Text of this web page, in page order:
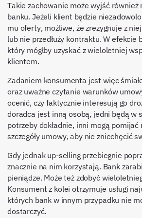
Takie zachowanie może wyjść również
banku. Jeżeli klient będzie
mu oferty, możliwe, że zrezygnuje z
lub nie przedłuży kontraktu. W efekcie
który mógłby uzyskać z wieloletniej
klientem.
Zadaniem konsumenta jest więc
oraz uważne czytanie warunków
ocenić, czy faktycznie interesują go
doradca jest inną osobą, jedni będą w
potrzeby dokładnie, inni mogą pomijać
szczegóły umowy, aby nie zniechęcić
Gdy jednak up-selling przebiegnie
znacznie na nim korzystają. Bank
pieniądze. Może też zdobyć
Konsument z kolei otrzymuje usługi
których bank w innym przypadku nie
dostarczyć.